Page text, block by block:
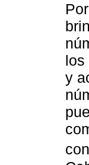
los
y